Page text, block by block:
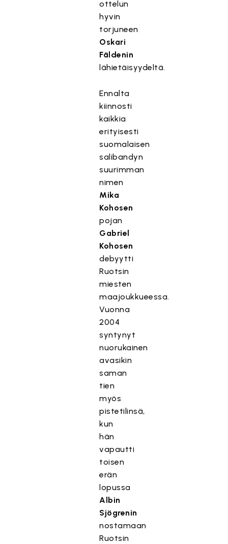
ottelun
hyvin
torjuneen
Oskari
Fäldenin
lähietäisyydeltä.
Ennalta
kiinnosti
kaikkia
erityisesti
suomalaisen
salibandyn
suurimman
nimen
Mika
Kohosen
pojan
Gabriel
Kohosen
debyytti
Ruotsin
miesten
maajoukkueessa.
Vuonna
2004
syntynyt
nuorukainen
avasikin
saman
tien
myös
pistetilinsä,
kun
hän
vapautti
toisen
erän
lopussa
Albin
Sjögrenin
nostamaan
Ruotsin